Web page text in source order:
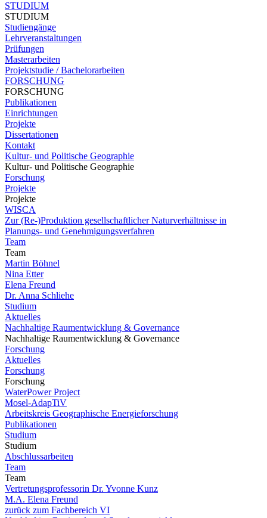
STUDIUM
STUDIUM
Studiengänge
Lehrveranstaltungen
Prüfungen
Masterarbeiten
Projektstudie / Bachelorarbeiten
FORSCHUNG
FORSCHUNG
Publikationen
Einrichtungen
Projekte
Dissertationen
Kontakt
Kultur- und Politische Geographie
Kultur- und Politische Geographie
Forschung
Projekte
Projekte
WISCA
Zur (Re-)Produktion gesellschaftlicher Naturverhältnisse in
Planungs- und Genehmigungsverfahren
Team
Team
Martin Böhnel
Nina Etter
Elena Freund
Dr. Anna Schliehe
Studium
Aktuelles
Nachhaltige Raumentwicklung & Governance
Nachhaltige Raumentwicklung & Governance
Forschung
Aktuelles
Forschung
Forschung
WaterPower Project
Mosel-AdapTiV
Arbeitskreis Geographische Energieforschung
Publikationen
Studium
Studium
Abschlussarbeiten
Team
Team
Vertretungsprofessorin Dr. Yvonne Kunz
M.A. Elena Freund
zurück zum Fachbereich VI